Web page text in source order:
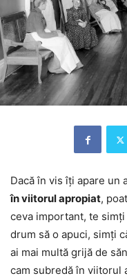
Dacă în vis îți apare un
în viitorul apropiat,
ceva important, te
drum să o apuci, simți
ai mai multă grijă de
cam subredă în viitorul